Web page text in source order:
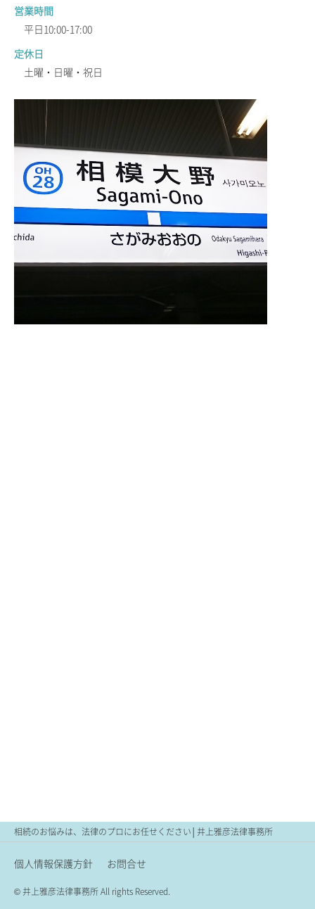
営業時間
平日10:00-17:00
定休日
土曜・日曜・祝日
相続のお悩みは、法律のプロにお任せください│井上雅彦法律事務所
個人情報保護方針 お問合せ
© 井上雅彦法律事務所 All rights Reserved.